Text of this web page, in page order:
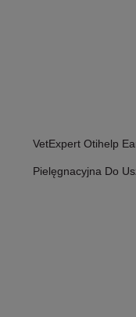
VetExpert Otihelp
Pielęgnacyjna Do